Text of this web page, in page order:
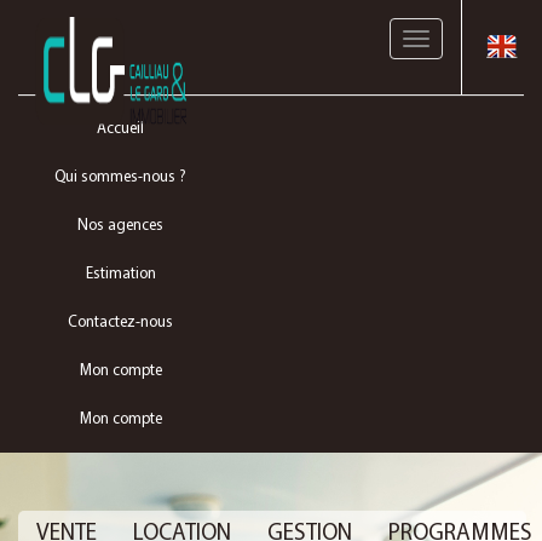
Toggle
Accueil
Qui sommes-nous ?
Nos agences
Estimation
Contactez-nous
Mon compte
Mon compte
VENTE LOCATION GESTION
PROGRAMMES